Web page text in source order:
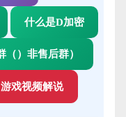
什么是D加密
（）非售后群）
游戏视频解说